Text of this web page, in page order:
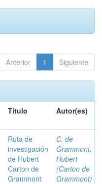
Anterior 1 Siguiente
Título Autor(es)
Ruta de
investigación
de Hubert
Carton de
Grammont
C. de
Grammont,
Hubert
(Carton de
Grammont)